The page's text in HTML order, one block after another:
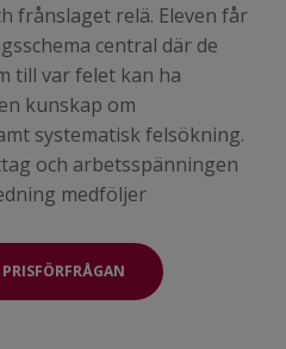
frånslaget relä. Eleven får
central där de
till var felet kan ha
kunskap om
systematisk felsökning.
och arbetsspänningen
medföljer
PRISFÖRFRÅGAN